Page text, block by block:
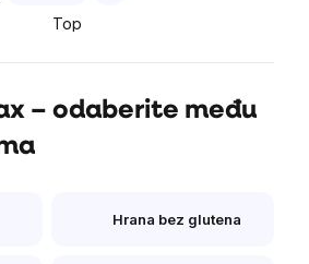
Top
– odaberite među
Hrana bez glutena